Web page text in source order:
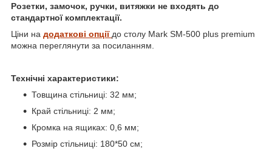
Розетки, замочок, ручки, витяжки не входять до
стандартної комплектації.
Ціни на додаткові опції до столу Mark SM-500 plus premium
можна переглянути за посиланням.
Технічні характеристики:
Товщина стільниці: 32 мм;
Край стільниці: 2 мм;
Кромка на ящиках: 0,6 мм;
Розмір стільниці: 180*50 см;